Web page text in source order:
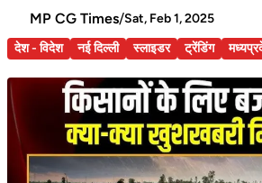
MP CG Times/Sat, Feb 1, 2025
देश - विदेश
नई दिल्ली स्लाइडर ट्रेंडिंग